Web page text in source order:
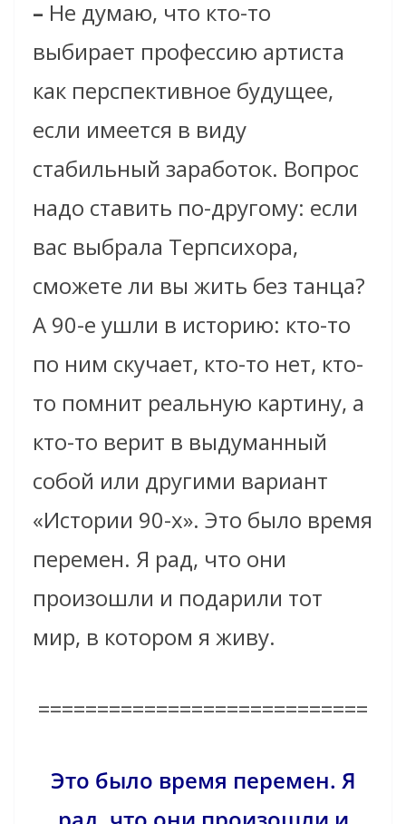
– Не думаю, что кто-то
выбирает профессию артиста
как перспективное будущее,
если имеется в виду
стабильный заработок. Вопрос
надо ставить по-другому: если
вас выбрала Терпсихора,
сможете ли вы жить без танца?
А 90-е ушли в историю: кто-то
по ним скучает, кто-то нет, кто-
то помнит реальную картину, а
кто-то верит в выдуманный
собой или другими вариант
«Истории 90-х». Это было время
перемен. Я рад, что они
произошли и подарили тот
мир, в котором я живу.
============================
Это было время перемен. Я